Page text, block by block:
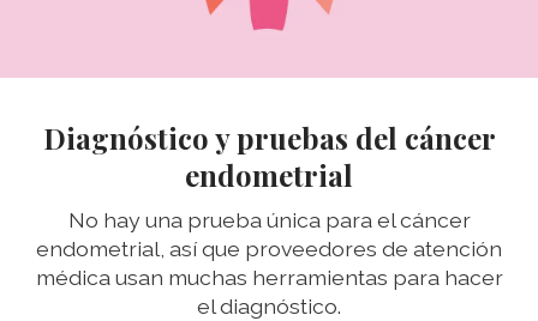
Diagnóstico y pruebas del cáncer
endometrial
No hay una prueba única para el cáncer
endometrial, así que proveedores de atención
médica usan muchas herramientas para hacer
el diagnóstico.